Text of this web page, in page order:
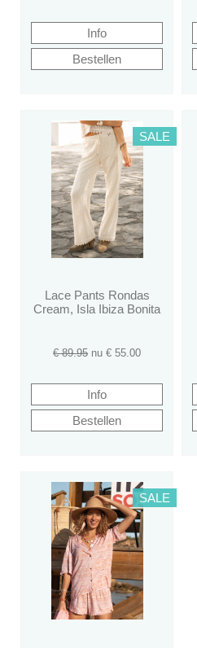
SALE
Lace Pants Rondas
Cream, Isla Ibiza Bonita
€ 89.95 nu €55.00
SALE